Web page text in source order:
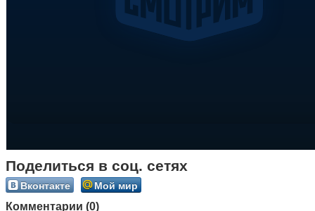
Поделиться в соц. сетях
Вконтакте Мой мир
Комментарии (0)